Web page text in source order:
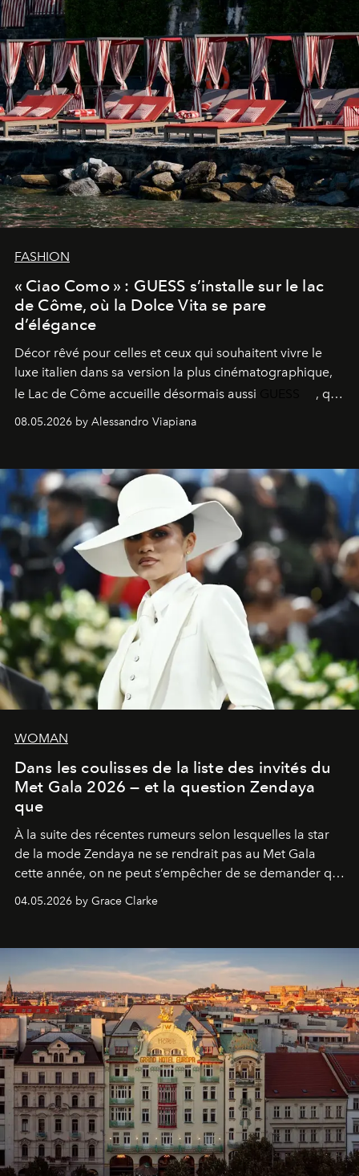
FASHION
« Ciao Como » : GUESS s’installe sur le lac
de Côme, où la Dolce Vita se pare
d’élégance
Décor rêvé pour celles et ceux qui souhaitent vivre le
luxe italien dans sa version la plus cinématographique,
le Lac de Côme accueille désormais aussi
, qui
signe un takeover entre boutiques, hôtels, bateaux et
fragrances. L’une des opérations de style les plus
08.05.2026 by Alessandro Viapiana
WOMAN
Dans les coulisses de la liste des invités du
Met Gala 2026 — et la question Zendaya
que
À la suite des récentes rumeurs selon lesquelles la star
de la mode Zendaya ne se rendrait pas au Met Gala
cette année, on ne peut s’empêcher de se demander qui
sera présent.
04.05.2026 by Grace Clarke